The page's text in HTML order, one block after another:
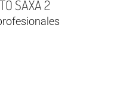
SAXA 2